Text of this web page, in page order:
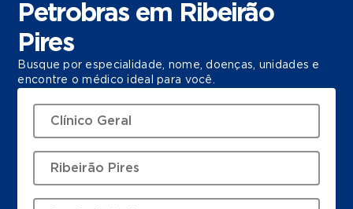
Petrobras em Ribeirão
Pires
Busque por especialidade, nome, doenças, unidades e
encontre o médico ideal para você.